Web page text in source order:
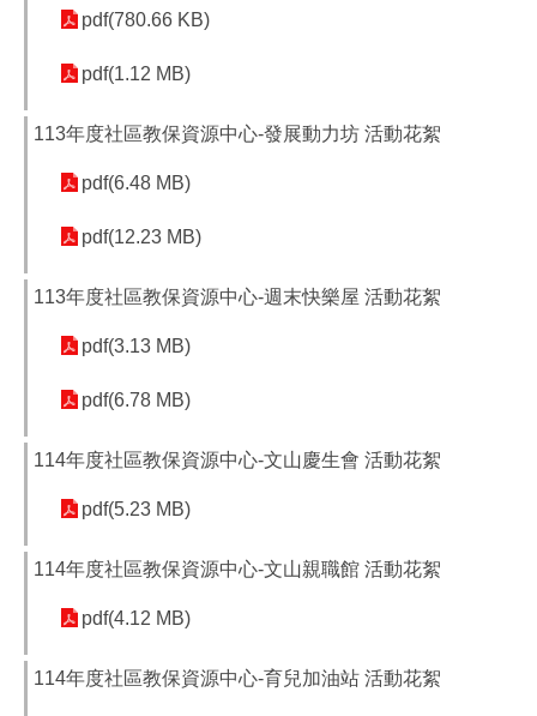
pdf(780.66 KB)
pdf(1.12 MB)
113年度社區教保資源中心-發展動力坊 活動花絮
pdf(6.48 MB)
pdf(12.23 MB)
113年度社區教保資源中心-週末快樂屋 活動花絮
pdf(3.13 MB)
pdf(6.78 MB)
114年度社區教保資源中心-文山慶生會 活動花絮
pdf(5.23 MB)
114年度社區教保資源中心-文山親職館 活動花絮
pdf(4.12 MB)
114年度社區教保資源中心-育兒加油站 活動花絮